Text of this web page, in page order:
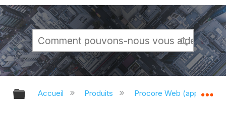
Développer/réduire la hiérarchie
Accueil Produits Procore Web